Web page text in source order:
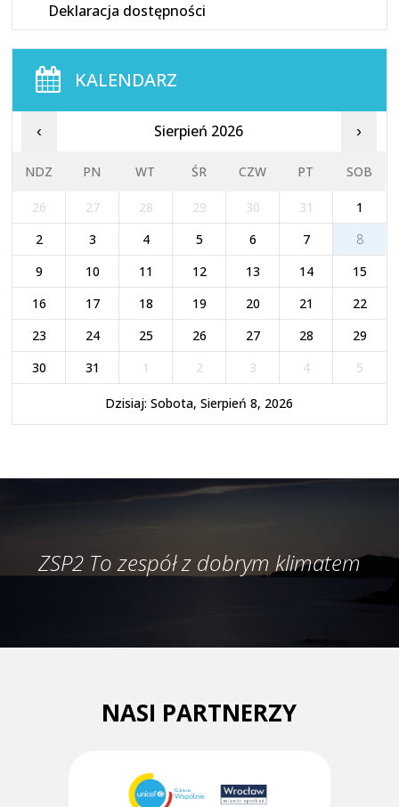
Deklaracja dostępności
KALENDARZ
‹ Sierpień 2026 ›
NDZ PN WT ŚR CZW PT SOB
26 27 28 29 30 31
1
2
3 4 5 6 7
8
9
10 11 12 13 14
15
16
17 18 19 20 21
22
23
24 25 26 27 28
29
30
31 1 2 3 4 5
Dzisiaj: Sobota, Sierpień 8, 2026
ZSP2 To zespół z dobrym klimatem
NASI PARTNERZY